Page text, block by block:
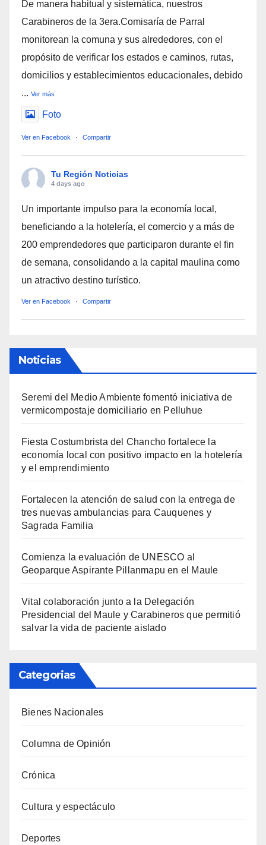
De manera habitual y sistemática, nuestros
Carabineros de la 3era.Comisaría de Parral
monitorean la comuna y sus alrededores, con el
propósito de verificar los estados e caminos, rutas,
domicilios y establecimientos educacionales, debido
... Ver más
Foto
Ver en Facebook · Compartir
Tu Región Noticias
4 days ago
Un importante impulso para la economía local,
beneficiando a la hotelería, el comercio y a más de
200 emprendedores que participaron durante el fin
de semana, consolidando a la capital maulina como
un atractivo destino turístico.
Ver en Facebook · Compartir
Noticias
Seremi del Medio Ambiente fomentó iniciativa de
vermicompostaje domiciliario en Pelluhue
Fiesta Costumbrista del Chancho fortalece la
economía local con positivo impacto en la hotelería
y el emprendimiento
Fortalecen la atención de salud con la entrega de
tres nuevas ambulancias para Cauquenes y
Sagrada Familia
Comienza la evaluación de UNESCO al
Geoparque Aspirante Pillanmapu en el Maule
Vital colaboración junto a la Delegación
Presidencial del Maule y Carabineros que permitió
salvar la vida de paciente aislado
Categorias
Bienes Nacionales
Columna de Opinión
Crónica
Cultura y espectáculo
Deportes